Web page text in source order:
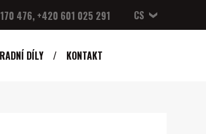
476, +420 601 025 291 CS
DÍLY KONTAKT